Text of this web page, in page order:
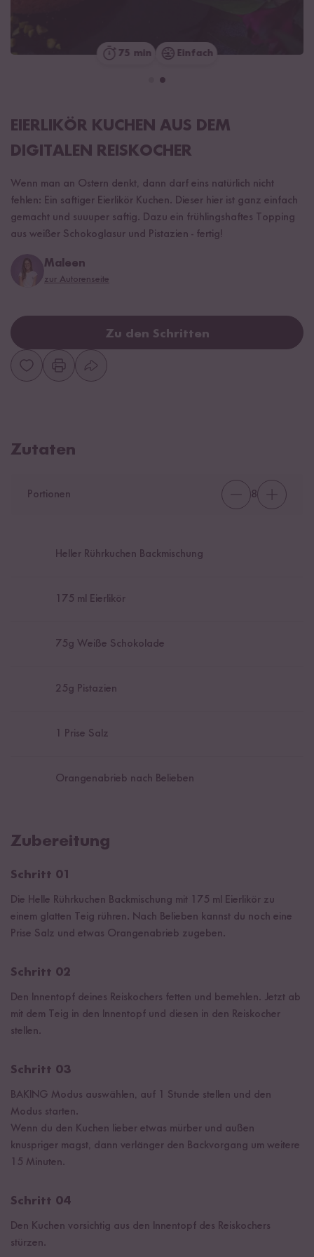
75 min Einfach
EIERLIKÖR KUCHEN AUS DEM
DIGITALEN REISKOCHER
Wenn man an Ostern denkt, dann darf eins natürlich nicht
fehlen: Ein saftiger Eierlikör Kuchen. Dieser hier ist ganz einfach
gemacht und suuuper saftig. Dazu ein frühlingshaftes Topping
aus weißer Schokoglasur und Pistazien - fertig!
Maleen
zur Autorenseite
Zu den Schritten
Zutaten
Portionen 8
Heller Rührkuchen Backmischung
175 ml Eierlikör
75g Weiße Schokolade
25g Pistazien
1 Prise Salz
Orangenabrieb nach Belieben
Zubereitung
Schritt 01
Die Helle Rührkuchen Backmischung mit 175 ml Eierlikör zu
einem glatten Teig rühren. Nach Belieben kannst du noch eine
Prise Salz und etwas Orangenabrieb zugeben.
Schritt 02
Den Innentopf deines Reiskochers fetten und bemehlen. Jetzt ab
mit dem Teig in den Innentopf und diesen in den Reiskocher
stellen.
Schritt 03
BAKING Modus auswählen, auf 1 Stunde stellen und den
Modus starten.
Wenn du den Kuchen lieber etwas mürber und außen
knuspriger magst, dann verlänger den Backvorgang um weitere
15 Minuten.
Schritt 04
Den Kuchen vorsichtig aus den Innentopf des Reiskochers
stürzen.